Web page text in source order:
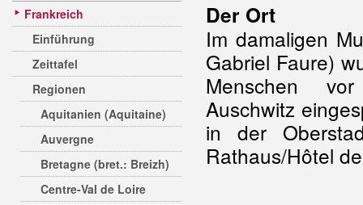
Frankreich
Einführung
Zeittafel
Regionen
Aquitanien (Aquitaine)
Auvergne
Bretagne (bret.: Breizh)
Centre-Val de Loire
Der Ort
Im damaligen
Gabriel Faure)
Menschen
Auschwitz
in der
Rathaus/Hôtel